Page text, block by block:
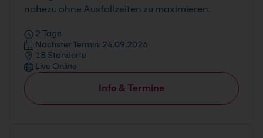
nahezu ohne Ausfallzeiten zu maximieren.
2 Tage
Nächster Termin: 24.09.2026
18 Standorte
Live Online
Info & Termine